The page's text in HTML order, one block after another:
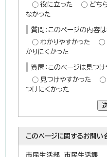
役に立った
どち
なかった
質問：このページの内容
わかりやすかった
かりにくかった
質問：このページは見つ
見つけやすかった
つけにくかった
このページに関するお問い
市民生活部 市民生活課